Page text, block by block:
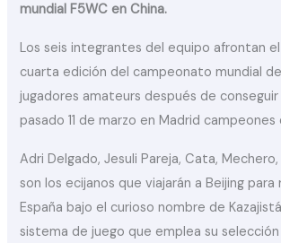
mundial F5WC en China.
Los seis integrantes del equipo afrontan
cuarta edición del campeonato mundial
jugadores amateurs después de
pasado 11 de marzo en Madrid campeones
Adri Delgado, Jesuli Pareja, Cata,
son los ecijanos que viajarán a Beijing
España bajo el curioso nombre de
sistema de juego que emplea su